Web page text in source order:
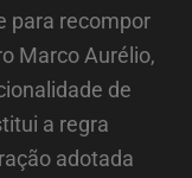
para recompor
Marco Aurélio,
de
a regra
adotada